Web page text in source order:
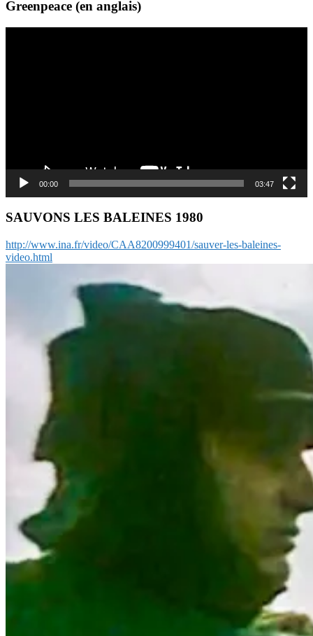
Greenpeace (en anglais)
00:00 03:47
SAUVONS LES BALEINES 1980
http://www.ina.fr/video/CAA8200999401/sauver-les-baleines-
video.html